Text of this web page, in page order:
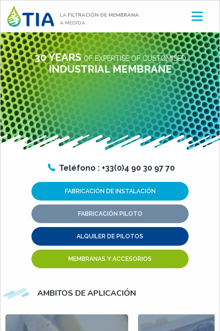
Aller
au
contenu
TIA
LAFILTRACIÓN DE MEMBRANA
A MEDIDA
30 YEARSOF EXPERTISE OF CUSTOMISED
INDUSTRIAL MEMBRANE
Teléfono : +33(0)4 90 30 97 70
FABRICACIÓN DE INSTALACIÓN
FABRICACIÓN PILOTO
ALQUILER DE PILOTOS
MEMBRANAS Y ACCESORIOS
AMBITOS DE APLICACIÓN